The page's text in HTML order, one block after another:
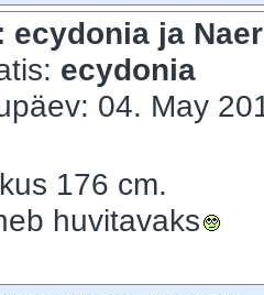
ecydonia ja
ecydonia
04. May
176 cm.
huvitavaks